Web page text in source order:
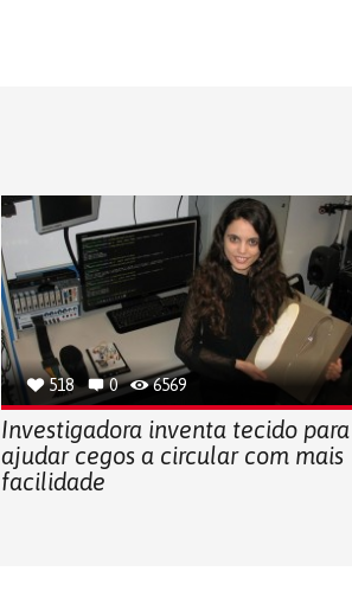
518 0 6569
Investigadora inventa tecido para
ajudar cegos a circular com mais
facilidade